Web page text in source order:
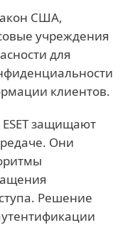
США,
учреждения
для
клиентов.
защищают
Они
Решение